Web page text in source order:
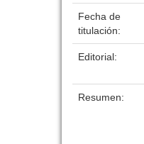
Fecha de
titulación:
Editorial:
Resumen: